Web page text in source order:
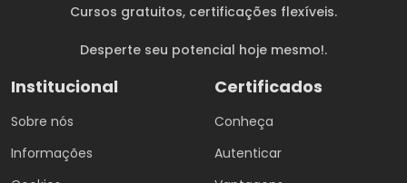
Cursos gratuitos, certificações flexíveis.
Desperte seu potencial hoje mesmo!.
Institucional
Sobre nós
Informações
Certificados
Conheça
Autenticar